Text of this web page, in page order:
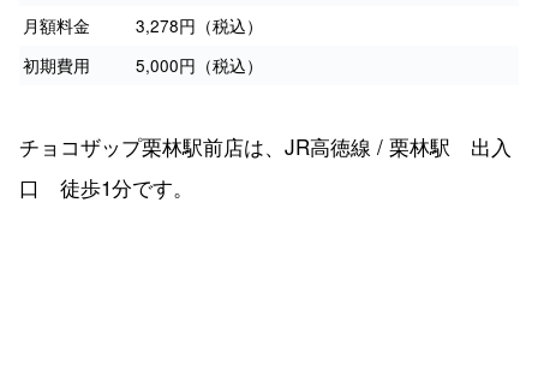
月額料金
3,278円（税込）
初期費用
5,000円（税込）
チョコザップ栗林駅前店は、JR高徳線 / 栗林駅 出入
口 徒歩1分です。